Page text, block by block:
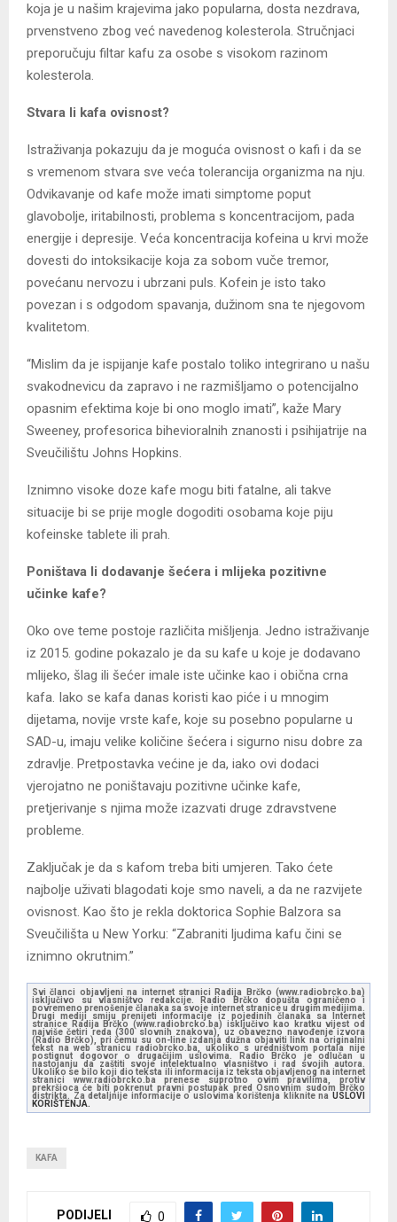
koja je u našim krajevima jako popularna, dosta nezdrava,
prvenstveno zbog već navedenog kolesterola. Stručnjaci
preporučuju filtar kafu za osobe s visokom razinom
kolesterola.
Stvara li kafa ovisnost?
Istraživanja pokazuju da je moguća ovisnost o kafi i da se
s vremenom stvara sve veća tolerancija organizma na nju.
Odvikavanje od kafe može imati simptome poput
glavobolje, iritabilnosti, problema s koncentracijom, pada
energije i depresije. Veća koncentracija kofeina u krvi može
dovesti do intoksikacije koja za sobom vuče tremor,
povećanu nervozu i ubrzani puls. Kofein je isto tako
povezan i s odgodom spavanja, dužinom sna te njegovom
kvalitetom.
“Mislim da je ispijanje kafe postalo toliko integrirano u našu
svakodnevicu da zapravo i ne razmišljamo o potencijalno
opasnim efektima koje bi ono moglo imati”, kaže Mary
Sweeney, profesorica bihevioralnih znanosti i psihijatrije na
Sveučilištu Johns Hopkins.
Iznimno visoke doze kafe mogu biti fatalne, ali takve
situacije bi se prije mogle dogoditi osobama koje piju
kofeinske tablete ili prah.
Poništava li dodavanje šećera i mlijeka pozitivne
učinke kafe?
Oko ove teme postoje različita mišljenja. Jedno istraživanje
iz 2015. godine pokazalo je da su kafe u koje je dodavano
mlijeko, šlag ili šećer imale iste učinke kao i obična crna
kafa. Iako se kafa danas koristi kao piće i u mnogim
dijetama, novije vrste kafe, koje su posebno popularne u
SAD-u, imaju velike količine šećera i sigurno nisu dobre za
zdravlje. Pretpostavka većine je da, iako ovi dodaci
vjerojatno ne poništavaju pozitivne učinke kafe,
pretjerivanje s njima može izazvati druge zdravstvene
probleme.
Zaključak je da s kafom treba biti umjeren. Tako ćete
najbolje uživati blagodati koje smo naveli, a da ne razvijete
ovisnost. Kao što je rekla doktorica Sophie Balzora sa
Sveučilišta u New Yorku: “Zabraniti ljudima kafu čini se
iznimno okrutnim.”
Svi članci objavljeni na internet stranici Radija Brčko (www.radiobrcko.ba)
isključivo su vlasništvo redakcije. Radio Brčko dopušta ograničeno i
povremeno prenošenje članaka sa svoje internet stranice u drugim medijima.
Drugi mediji smiju prenijeti informacije iz pojedinih članaka sa Internet
stranice Radija Brčko (www.radiobrcko.ba) isključivo kao kratku vijest od
najviše četiri reda (300 slovnih znakova), uz obavezno navođenje izvora
(Radio Brčko), pri čemu su on-line izdanja dužna objaviti link na originalni
tekst na web stranicu radiobrcko.ba, ukoliko s uredništvom portala nije
postignut dogovor o drugačijim uslovima. Radio Brčko je odlučan u
nastojanju da zaštiti svoje intelektualno vlasništvo i rad svojih autora.
Ukoliko se bilo koji dio teksta ili informacija iz teksta objavljenog na internet
stranici www.radiobrcko.ba prenese suprotno ovim pravilima, protiv
prekršioca će biti pokrenut pravni postupak pred Osnovnim sudom Brčko
distrikta. Za detaljnije informacije o uslovima korištenja kliknite na USLOVI
KORIŠTENJA.
KAFA
PODIJELI 0